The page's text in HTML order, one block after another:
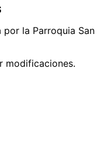
la Parroquia San
modificaciones.